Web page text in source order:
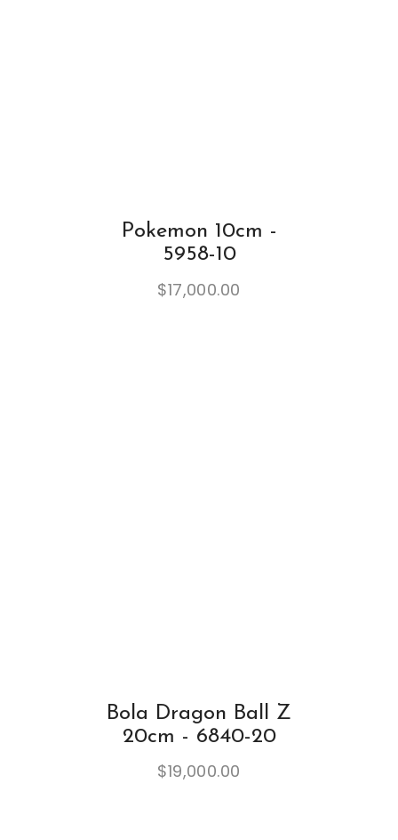
Pokemon 10cm -
5958-10
$17,000.00
Bola Dragon Ball Z
20cm - 6840-20
$19,000.00